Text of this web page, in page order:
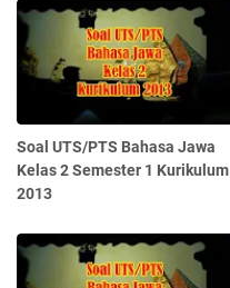
Soal UTS/PTS Bahasa Jawa
Kelas 2 Semester 1 Kurikulum
2013